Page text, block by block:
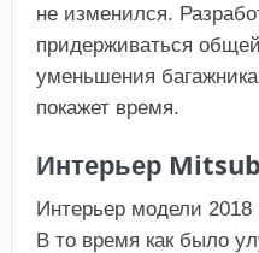
не изменился.
придерживаться
уменьшения
покажет время.
Интерьер
Интерьер модели 2018
В то время как было